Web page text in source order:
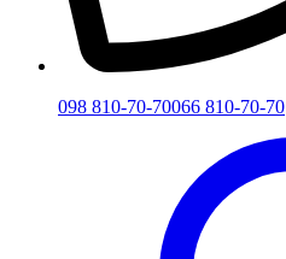
098 810-70-70066 810-70-70